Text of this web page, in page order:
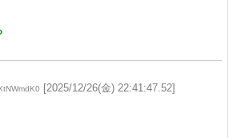
[2025/12/26(金) 22:41:47.52]